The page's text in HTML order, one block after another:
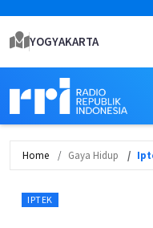
YOGYAKARTA
Home Gaya Hidup
IPTEK